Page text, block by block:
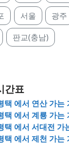
서울 광주
판교(충남)
간표
택 에서 연산 가는
택 에서 계룡 가는
택 에서 서대전 가
택 에서 제천 가는